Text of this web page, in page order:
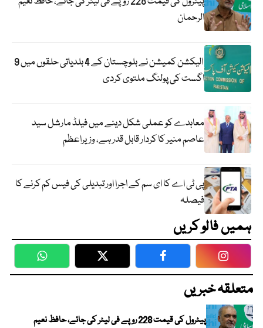
الرحمان
الیکشن کمیشن نے بلوچستان کے 4 بلدیاتی حلقوں میں 9
اگست کی پولنگ ملتوی کردی
معاہدے کو عملی شکل دینے میں فیلڈ مارشل سید
عاصم منیر کا کردار قابل قدر ہے، وزیراعظم
پی ٹی اے کا ای سم کے اجرا اور تبدیلی کی فیس کم کرنے کا
فیصلہ
ہمیں فالو کریں
WhatsApp Twitter Facebook
متعلقہ خبریں
پیٹرول کی قیمت 228 روپے فی لیٹر کی جائے، حافظ نعیم